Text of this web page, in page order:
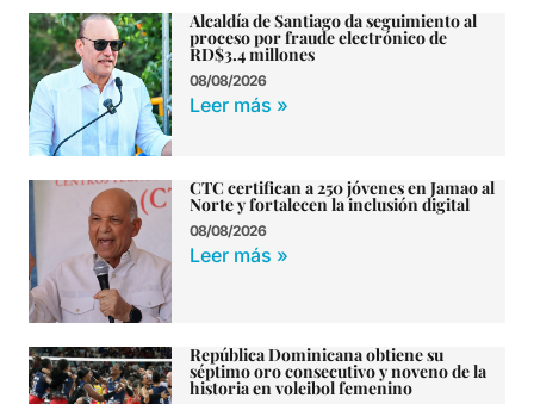
Alcaldía de Santiago da seguimiento al
proceso por fraude electrónico de
RD$3.4 millones
08/08/2026
Leer más »
CTC certifican a 250 jóvenes en Jamao al
Norte y fortalecen la inclusión digital
08/08/2026
Leer más »
República Dominicana obtiene su
séptimo oro consecutivo y noveno de la
historia en voleibol femenino